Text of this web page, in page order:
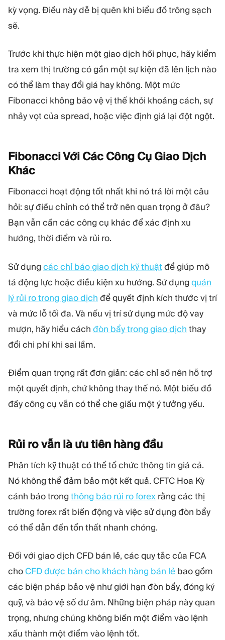
kỳ vọng. Điều này dễ bị quên khi biểu đồ trông sạch
sẽ.
Trước khi thực hiện một giao dịch hồi phục, hãy kiểm
tra xem thị trường có gần một sự kiện đã lên lịch nào
có thể làm thay đổi giá hay không. Một mức
Fibonacci không bảo vệ vị thế khỏi khoảng cách, sự
nhảy vọt của spread, hoặc việc định giá lại đột ngột.
Fibonacci Với Các Công Cụ Giao Dịch
Khác
Fibonacci hoạt động tốt nhất khi nó trả lời một câu
hỏi: sự điều chỉnh có thể trở nên quan trọng ở đâu?
Bạn vẫn cần các công cụ khác để xác định xu
hướng, thời điểm và rủi ro.
Sử dụng các chỉ báo giao dịch kỹ thuật để giúp mô
tả động lực hoặc điều kiện xu hướng. Sử dụng quản
lý rủi ro trong giao dịch để quyết định kích thước vị trí
và mức lỗ tối đa. Và nếu vị trí sử dụng mức độ vay
mượn, hãy hiểu cách đòn bẩy trong giao dịch thay
đổi chi phí khi sai lầm.
Điểm quan trọng rất đơn giản: các chỉ số nên hỗ trợ
một quyết định, chứ không thay thế nó. Một biểu đồ
đầy công cụ vẫn có thể che giấu một ý tưởng yếu.
Rủi ro vẫn là ưu tiên hàngđầu
Phân tích kỹ thuật có thể tổ chức thông tin giá cả.
Nó không thể đảm bảo một kết quả. CFTC Hoa Kỳ
cảnh báo trong thông báo rủi ro forex rằng các thị
trường forex rất biến động và việc sử dụng đòn bẩy
có thể dẫn đến tổn thất nhanh chóng.
Đối với giao dịch CFD bán lẻ, các quy tắc của FCA
choCFD được bán cho khách hàng bán lẻ bao gồm
các biện pháp bảo vệ như giới hạn đòn bẩy, đóng ký
quỹ, và bảo vệ số dư âm. Những biện pháp này quan
trọng, nhưng chúng không biến một điểm vào lệnh
xấu thành một điểm vào lệnh tốt.